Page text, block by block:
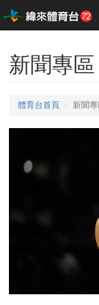
新聞專區
體育台首頁 新聞專